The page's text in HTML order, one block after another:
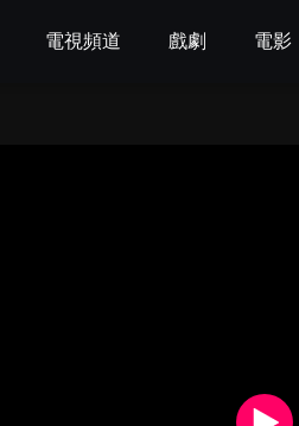
電視頻道 戲劇 電影